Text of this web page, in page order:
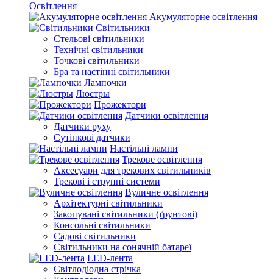
Освітлення
Акумуляторне освітлення
Світильники
Стельові світильники
Технічні світильники
Точкові світильники
Бра та настінні світильники
Лампочки
Люстры
Прожектори
Датчики освітлення
Датчики руху
Сутінкові датчики
Настільні лампи
Трекове освітлення
Аксесуари для трекових світильників
Трекові і струнні системи
Вуличне освітлення
Архітектурні світильники
Закопувані світильники (ґрунтові)
Консольні світильники
Садові світильники
Світильники на сонячній батареї
LED-лента
Світлодіодна стрічка